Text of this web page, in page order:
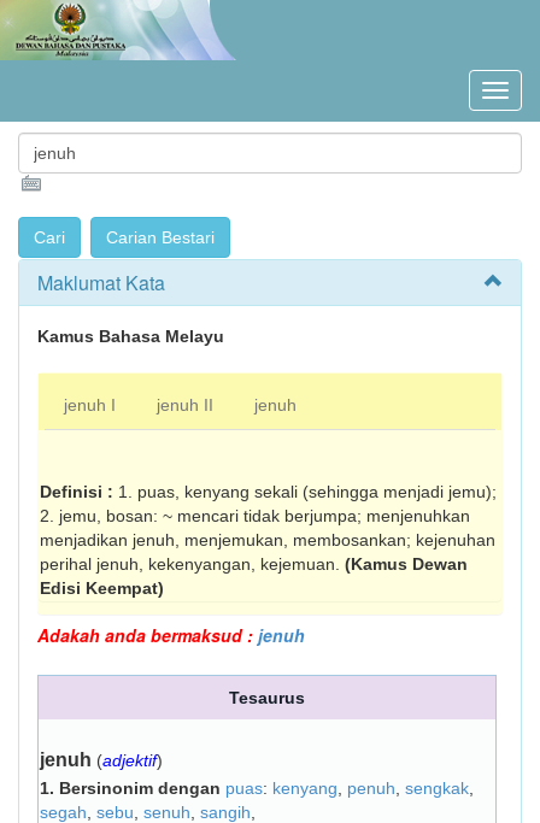
Maklumat Kata
Kamus Bahasa Melayu
jenuh I jenuh II jenuh
Definisi : 1. puas, kenyang sekali (sehingga men­jadi jemu);
2. jemu, bosan: ~ mencari tidak berjumpa; menjenuhkan
menjadikan jenuh, men­jemu­kan, membosankan; kejenuhan
perihal jenuh, kekenyangan, ke­jemuan. (Kamus Dewan
Edisi Keempat)
Adakah anda bermaksud : jenuh
Tesaurus
jenuh (adjektif)
1. Bersinonim dengan puas: kenyang penuh sengkak
segah sebu senuh sangih